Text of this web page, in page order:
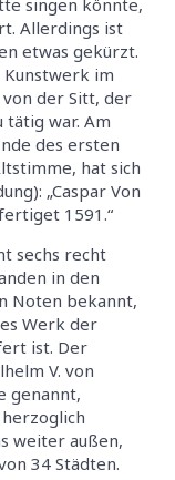
Allerdings ist
etwas gekürzt.
im
von der Sitt, der
tätig war. Am
des ersten
hat sich
„Caspar Von
1591.“
sechs recht
in den
Noten bekannt,
Werk der
ist. Der
V. von
genannt,
weiter außen,
34 Städten.